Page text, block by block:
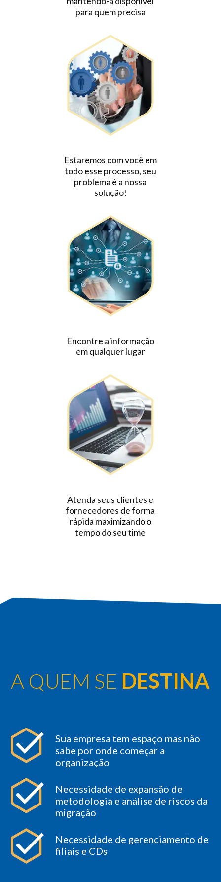
para quem precisa
Estaremos com você em
todo esse processo, seu
problema é a nossa
solução!
Encontre a informação
em qualquer lugar
Atenda seus clientes e
fornecedores de forma
rápida maximizando o
tempo do seu time
A QUEM SE DESTINA
Sua empresa tem espaço mas não
sabe por onde começar a
organização
Necessidade de expansão de
metodologia e análise de riscos da
migração
Necessidade de gerenciamento de
filiais e CDs